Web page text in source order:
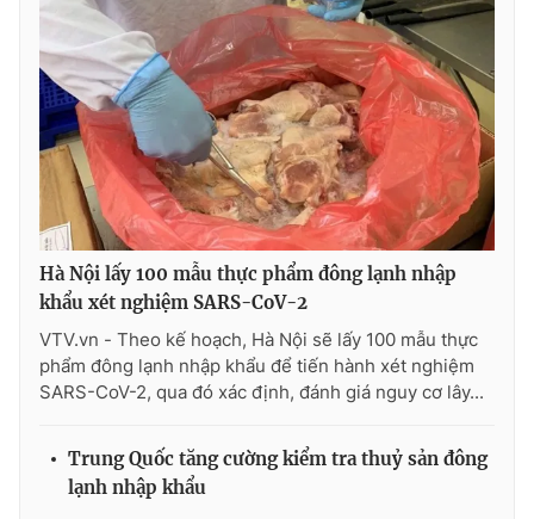
THỜI BÁO VTV
Theo dõi báo trên
Cơ quan chủ quản: Đài Truyền hình Việt Nam
Cơ quan báo chí:
Thời báo VTV
Giấy phép hoạt động báo in và báo điện tử số 483/GP-BTTTT
cấp ngày 29/12/2023
Vũ Thanh Thủy
Nguyễn Trọng Ninh
Tổng đài VTV:024.38 355 931 - 024.38 355 932
Hà Nội lấy 100 mẫu thực phẩm đông lạnh nhập
khẩu xét nghiệm SARS-CoV-2
VTV.vn - Theo kế hoạch, Hà Nội sẽ lấy 100 mẫu thực
phẩm đông lạnh nhập khẩu để tiến hành xét nghiệm
SARS-CoV-2, qua đó xác định, đánh giá nguy cơ lây...
Trung Quốc tăng cường kiểm tra thuỷ sản đông
lạnh nhập khẩu